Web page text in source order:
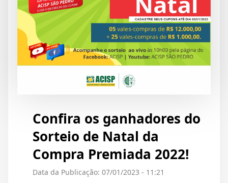
Confira os ganhadores do
Sorteio de Natal da
Compra Premiada 2022!
Data da Publicação: 07/01/2023 - 11:21